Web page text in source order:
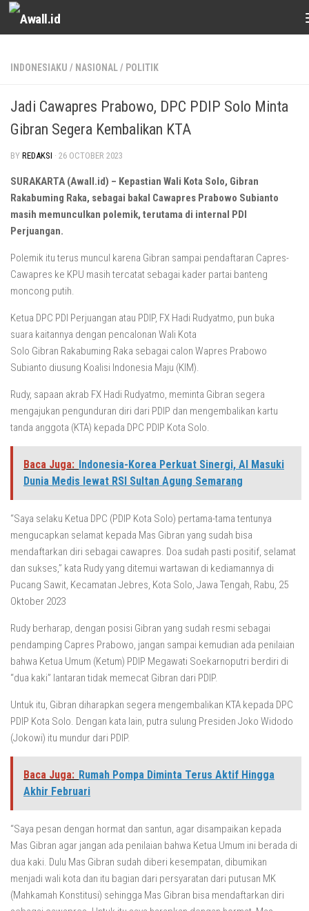
Skip to content
INDONESIAKU / NASIONAL/ POLITIK
Jadi Cawapres Prabowo, DPC PDIP Solo Minta
Gibran Segera Kembalikan KTA
BY REDAKSI · 26 OCTOBER 2023
SURAKARTA (Awall.id) – Kepastian Wali Kota Solo, Gibran
Rakabuming Raka, sebagai bakal Cawapres Prabowo Subianto
masih memunculkan polemik, terutama di internal PDI
Perjuangan.
Polemik itu terus muncul karena Gibran sampai pendaftaran Capres-
Cawapres ke KPU masih tercatat sebagai kader partai banteng
moncong putih.
Ketua DPC PDI Perjuangan atau PDIP, FX Hadi Rudyatmo, pun buka
suara kaitannya dengan pencalonan Wali Kota
Solo Gibran Rakabuming Raka sebagai calon Wapres Prabowo
Subianto diusung Koalisi Indonesia Maju (KIM).
Rudy, sapaan akrab FX Hadi Rudyatmo, meminta Gibran segera
mengajukan pengunduran diri dari PDIP dan mengembalikan kartu
tanda anggota (KTA) kepada DPC PDIP Kota Solo.
Baca Juga: Indonesia-Korea Perkuat Sinergi, AI Masuki
Dunia Medis lewat RSI Sultan Agung Semarang
“Saya selaku Ketua DPC (PDIP Kota Solo) pertama-tama tentunya
mengucapkan selamat kepada Mas Gibran yang sudah bisa
mendaftarkan diri sebagai cawapres. Doa sudah pasti positif, selamat
dan sukses,” kata Rudy yang ditemui wartawan di kediamannya di
Pucang Sawit, Kecamatan Jebres, Kota Solo, Jawa Tengah, Rabu, 25
Oktober 2023
Rudy berharap, dengan posisi Gibran yang sudah resmi sebagai
pendamping Capres Prabowo, jangan sampai kemudian ada penilaian
bahwa Ketua Umum (Ketum) PDIP Megawati Soekarnoputri berdiri di
“dua kaki” lantaran tidak memecat Gibran dari PDIP.
Untuk itu, Gibran diharapkan segera mengembalikan KTA kepada DPC
PDIP Kota Solo. Dengan kata lain, putra sulung Presiden Joko Widodo
(Jokowi) itu mundur dari PDIP.
Baca Juga: Rumah Pompa Diminta Terus Aktif Hingga
Akhir Februari
“Saya pesan dengan hormat dan santun, agar disampaikan kepada
Mas Gibran agar jangan ada penilaian bahwa Ketua Umum ini berada di
dua kaki. Dulu Mas Gibran sudah diberi kesempatan, dibumikan
menjadi wali kota dan itu bagian dari persyaratan dari putusan MK
(Mahkamah Konstitusi) sehingga Mas Gibran bisa mendaftarkan diri